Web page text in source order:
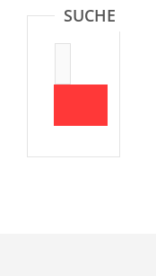
SUCHE